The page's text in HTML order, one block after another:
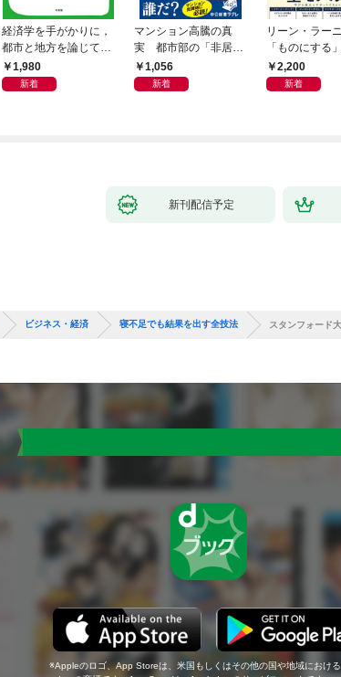
経済学を手がかりに，
都市と地方を論じてみ
よう1,980
新着
マンション高騰の真
実 都市部の「非居住
化」が街を壊す
1,056
新着
リーン・ラー
「ものにする
然とやってい
インプットで最
2,200
新着
新刊配信予定
ビジネス・経済 寝不足でも結果を出す全技法 スタンフォード
Appleのロゴ、App Storeは、米国もしくはその他の国や地域におけ